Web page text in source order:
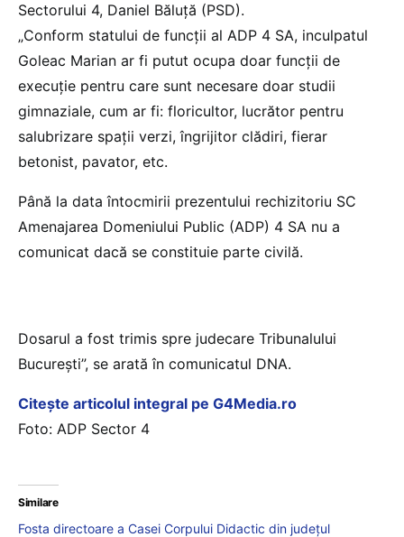
Sectorului 4, Daniel Băluță (PSD).
„Conform statului de funcții al ADP 4 SA, inculpatul
Goleac Marian ar fi putut ocupa doar funcții de
execuție pentru care sunt necesare doar studii
gimnaziale, cum ar fi: floricultor, lucrător pentru
salubrizare spații verzi, îngrijitor clădiri, fierar
betonist, pavator, etc.
Până la data întocmirii prezentului rechizitoriu SC
Amenajarea Domeniului Public (ADP) 4 SA nu a
comunicat dacă se constituie parte civilă.
Dosarul a fost trimis spre judecare Tribunalului
București”, se arată în comunicatul DNA.
Citește articolul integral pe G4Media.ro
Foto: ADP Sector 4
Similare
Fosta directoare a Casei Corpului Didactic din județul